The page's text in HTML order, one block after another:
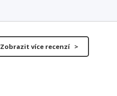
Zobrazit více recenzí >